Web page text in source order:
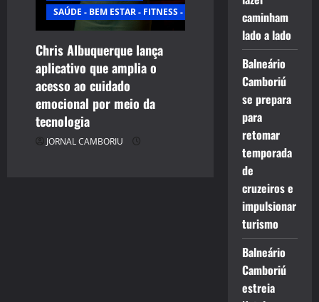
SAÚDE - BEM ESTAR - FITNESS - ESPORTE
Chris Albuquerque lança
aplicativo que amplia o
acesso ao cuidado
emocional por meio da
tecnologia
JORNAL CAMBORIU
caminham
lado a lado
Balneário
Camboriú
se prepara
para
retomar
temporada
de
cruzeiros e
impulsionar
turismo
Balneário
Camboriú
estreia